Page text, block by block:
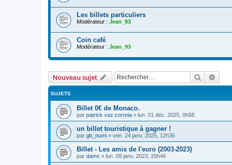
Les billets particuliers
Modérateur : Jean_93
Coin café
Modérateur : Jean_93
Nouveau sujet Rechercher
SUJETS
Billet 0€ de Monaco.
par patrick vaz correia » lun. 01 déc. 2025, 0h58
un billet touristique à gagner !
par gb_numi » ven. 24 janv. 2025, 12h36
Billet - Les amis de l'euro (2003-2023)
par dams » lun. 09 janv. 2023, 20h46